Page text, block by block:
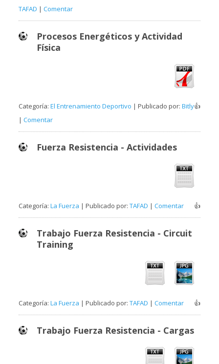
TAFAD | Comentar
Procesos Energéticos y Actividad
Física
👍
Categoría: El Entrenamiento Deportivo | Publicado por: Bitly
| Comentar
Fuerza Resistencia - Actividades
👍
Categoría: La Fuerza | Publicado por: TAFAD | Comentar
Trabajo Fuerza Resistencia - Circuit
Training
👍
Categoría: La Fuerza | Publicado por: TAFAD | Comentar
Trabajo Fuerza Resistencia - Cargas